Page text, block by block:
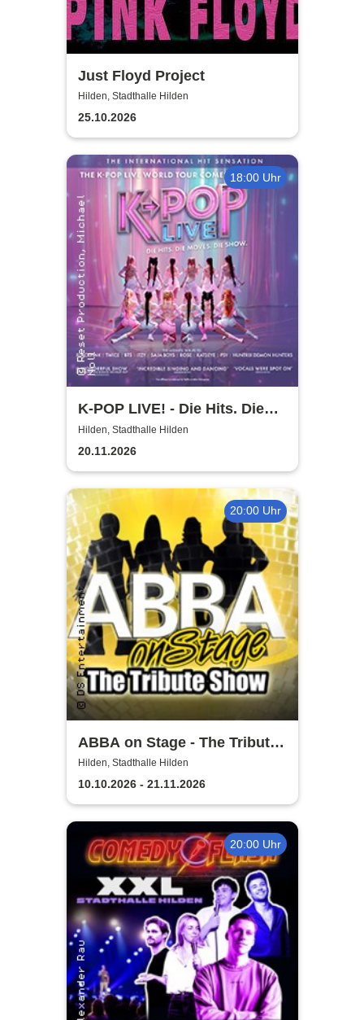
Just Floyd Project
Hilden, Stadthalle Hilden
25.10.2026
18:00 Uhr
K-POP LIVE! - Die Hits. Die
Moves. Die Show.
Hilden, Stadthalle Hilden
20.11.2026
20:00 Uhr
ABBA on Stage - The Tribute
Show
Hilden, Stadthalle Hilden
10.10.2026 - 21.11.2026
20:00 Uhr